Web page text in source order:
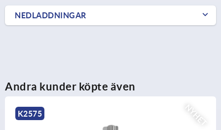
NEDLADDNINGAR
Andra kunder köpte även